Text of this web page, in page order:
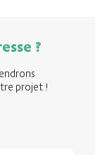
?
projet !